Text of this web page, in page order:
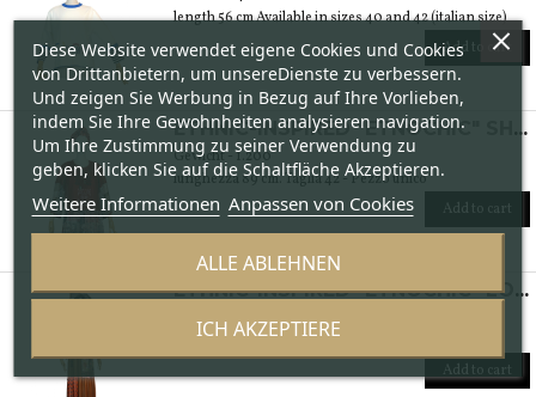
length 56 cm Available in sizes 40 and 42 (italian size)
Add to cart
ETHNIC-INSPIRED "ETNOCHIC" SHIRT
Gewicht - 1.200
lunghezza 89 cm. Taglia 42 - Pezzo unico
Add to cart
ETHNIC-INSPIRED "ETNOCHIC" LONG DRESS
Gewicht - 1.200
length 133 cm. Size 44 - Single piece
Add to cart
Diese Website verwendet eigene Cookies und Cookies
von Drittanbietern, um unsereDienste zu verbessern.
Und zeigen Sie Werbung in Bezug auf Ihre Vorlieben,
indem Sie Ihre Gewohnheiten analysieren navigation.
Um Ihre Zustimmung zu seiner Verwendung zu
geben, klicken Sie auf die Schaltfläche Akzeptieren.
Weitere Informationen Anpassen von Cookies
ALLE ABLEHNEN
ICH AKZEPTIERE